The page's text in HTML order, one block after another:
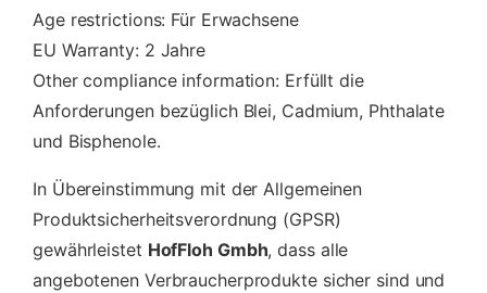
Age restrictions: Für Erwachsene
EU Warranty: 2 Jahre
Other compliance information: Erfüllt die
Anforderungen bezüglich Blei, Cadmium, Phthalate
und Bisphenole.
In Übereinstimmung mit der Allgemeinen
Produktsicherheitsverordnung (GPSR)
gewährleistet HofFloh Gmbh, dass alle
angebotenen Verbraucherprodukte sicher sind und